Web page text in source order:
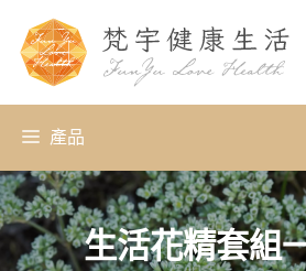
產品
生活花精套組